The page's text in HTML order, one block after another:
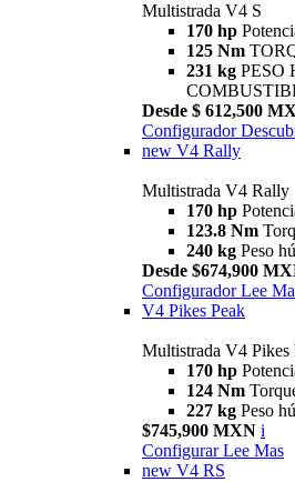
Multistrada V4 S
170 hp
125 Nm
231 kg PESO
Desde $ 612,500
Configurador
new V4 Rally
Multistrada V4 Rally
170 hp
123.8 Nm
240 kg Peso
Desde $674,900
Configurador Lee
V4 Pikes Peak
Multistrada V4 Pikes
170 hp
124 Nm
227 kg Peso
$745,900 MXN i
Configurar Lee Mas
new V4 RS